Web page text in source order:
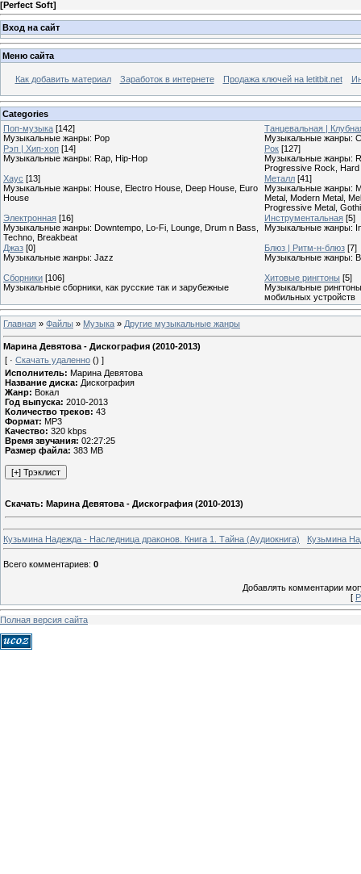
[Perfect Soft]
Вход на сайт
Меню сайта
Как добавить материал Заработок в интернете Продажа ключей на letitbit.net
Categories
Поп-музыка [142]
Музыкальные жанры: Pop
Танцевальная |
Музыкальные жанры:
Рэп | Хип-хоп [14]
Музыкальные жанры: Rap, Hip-Hop
Рок [127]
Музыкальные жанры:
Progressive Rock,
Хаус [13]
Музыкальные жанры: House, Electro House, Deep House, Euro
House
Металл [41]
Музыкальные жанры:
Metal, Modern Metal,
Progressive Metal,
Электронная [16]
Музыкальные жанры: Downtempo, Lo-Fi, Lounge, Drum n Bass,
Techno, Breakbeat
Инструментальная [5]
Музыкальные жанры:
Джаз [0]
Музыкальные жанры: Jazz
Блюз | Ритм-н-блюз [7]
Музыкальные жанры:
Сборники [106]
Музыкальные сборники, как русские так и зарубежные
Хитовые рингтоны [5]
Музыкальные
мобильных устройств
Главная » Файлы » Музыка » Другие музыкальные жанры
Марина Девятова - Дискография (2010-2013)
[ · Скачать удаленно () ]
Исполнитель: Марина Девятова
Название диска: Дискография
Жанр: Вокал
Год выпуска: 2010-2013
Количество треков: 43
Формат: MP3
Качество: 320 kbps
Время звучания: 02:27:25
Размер файла: 383 MB
Скачать: Марина Девятова - Дискография (2010-2013)
Кузьмина Надежда - Наследница драконов. Книга 1. Тайна (Аудиокнига) Кузьмина
Всего комментариев: 0
Добавлять комментарии
[
Полная версия сайта